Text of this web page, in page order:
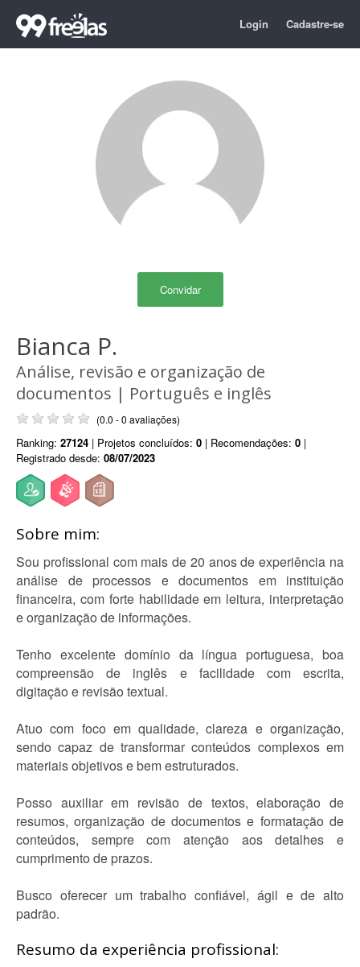
Login Cadastre-se
Convidar
Bianca P.
Análise, revisão e organização de
documentos | Português e inglês
(0.0 - 0 avaliações)
Ranking: 27124 | Projetos concluídos: 0 | Recomendações: 0 |
Registrado desde: 08/07/2023
Sobre mim:
Sou profissional com mais de 20 anos de experiência na
análise de processos e documentos em instituição
financeira, com forte habilidade em leitura, interpretação
e organização de informações.
Tenho excelente domínio da língua portuguesa, boa
compreensão de inglês e facilidade com escrita,
digitação e revisão textual.
Atuo com foco em qualidade, clareza e organização,
sendo capaz de transformar conteúdos complexos em
materiais objetivos e bem estruturados.
Posso auxiliar em revisão de textos, elaboração de
resumos, organização de documentos e formatação de
conteúdos, sempre com atenção aos detalhes e
cumprimento de prazos.
Busco oferecer um trabalho confiável, ágil e de alto
padrão.
Resumo da experiência profissional: